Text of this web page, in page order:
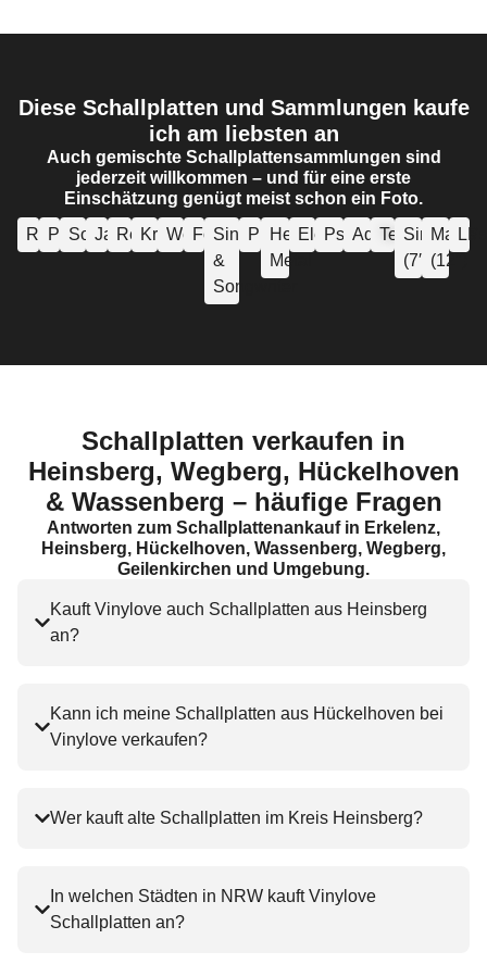
Diese Schallplatten und Sammlungen kaufe
ich am liebsten an
Auch gemischte Schallplattensammlungen sind
jederzeit willkommen – und für eine erste
Einschätzung genügt meist schon ein Foto.
RockPopSoul/Funk
JazzReggae
Krautrock
Weltmusik
FolkSinger
&
Songwriter
PunkHeavy-
Metal
Elektronik
Psychedelic
Advangarde
Techno
Singles
(7″)
Maxis
(12″)
LPs
Schallplatten verkaufen in
Heinsberg, Wegberg, Hückelhoven
& Wassenberg – häufige Fragen
Antworten zum Schallplattenankauf in Erkelenz,
Heinsberg, Hückelhoven, Wassenberg, Wegberg,
Geilenkirchen und Umgebung.
Kauft Vinylove auch Schallplatten aus Heinsberg
an?
Kann ich meine Schallplatten aus Hückelhoven bei
Vinylove verkaufen?
Wer kauft alte Schallplatten im Kreis Heinsberg?
In welchen Städten in NRW kauft Vinylove
Schallplatten an?